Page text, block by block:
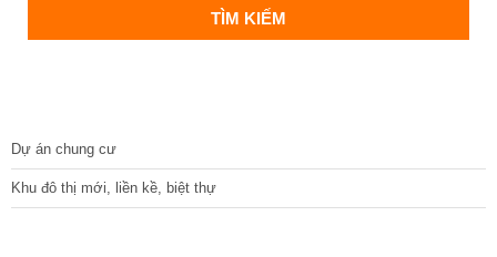
Dự án chung cư
Khu đô thị mới, liền kề, biệt thự